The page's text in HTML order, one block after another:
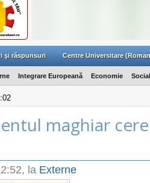
şi răspunsuri Centre Universitare
Integrare Europeană Economie Social
maghiar
, la Externe